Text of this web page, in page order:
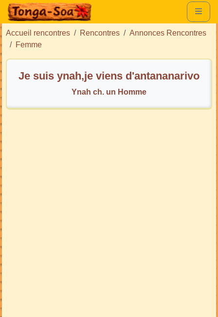
Accueil rencontres Rencontres
Annonces Rencontres
Femme
Je suis ynah,je viens d'antananarivo
Ynah ch. un Homme